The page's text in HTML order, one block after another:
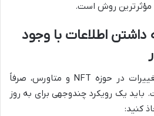
مؤثرترین روش است.
اطلاعات با وجود
با توجه به سرعت بالای تغییرات در حوزه NFT و متاورس، صرفاً
یک رویکرد چندوجهی برای به روز
کنید: